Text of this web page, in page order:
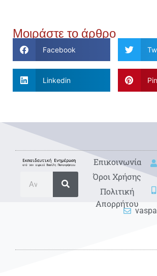
Μοιράστε το άρθρο
Facebook
Linkedin
Eπικοινωνία
Όροι Χρήσης
Πολιτική
Απορρήτου